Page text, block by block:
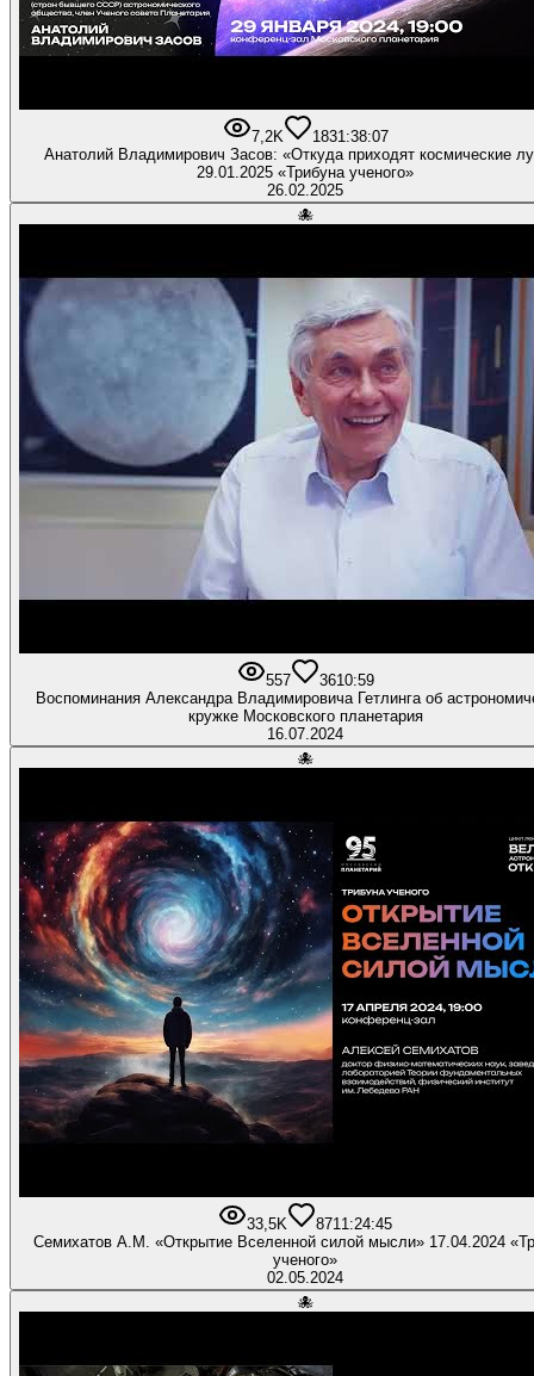
7,2K 1831:38:07
Анатолий Владимирович Засов: «Откуда приходят космические
29.01.2025 «Трибуна ученого»
26.02.2025
🐙
557 3610:59
Воспоминания Александра Владимировича Гетлинга об
кружке Московского планетария
16.07.2024
🐙
33,5K 871 1:24:45
Семихатов А.М. «Открытие Вселенной силой мысли» 17.04.2024
ученого»
02.05.2024
🐙